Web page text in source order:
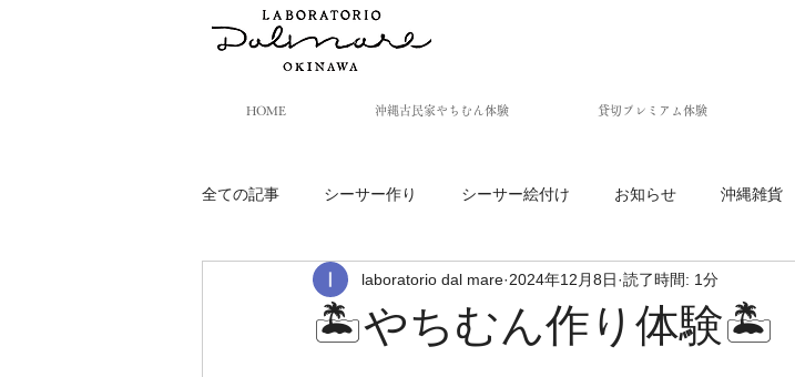
HOME 沖縄古民家やちむん体験 貸切プレミアム体験
全ての記事 シーサー作り シーサー絵付け お知らせ 沖縄雑貨
🏝️やちむん作り体験🏝️
laboratorio dal mare 2024年12月8日 読了時間: 1分